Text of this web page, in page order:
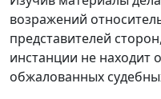
возражений
представителей
инстанции не находит
обжалованных